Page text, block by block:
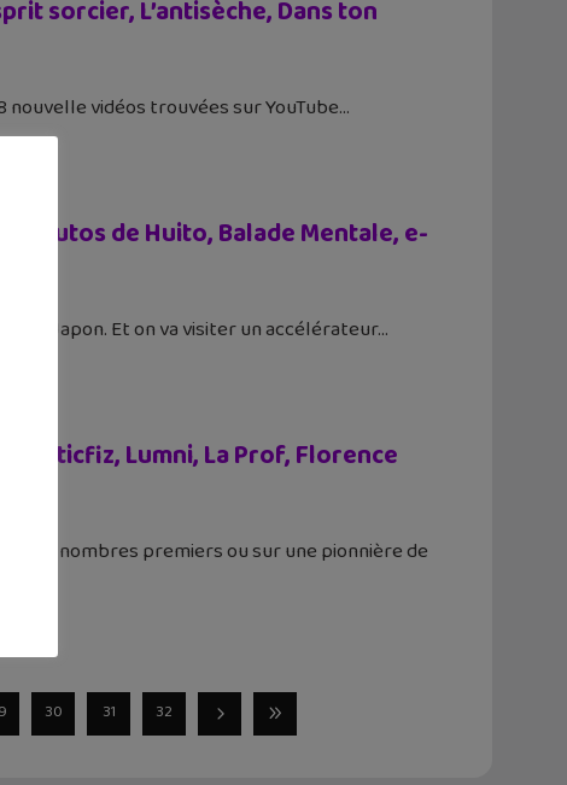
sorcier, L’antisèche, Dans ton
vidéos trouvées sur YouTube
Tutos de Huito, Balade Mentale, e-
du Japon. Et on va visiter un accélérateur
Lumni, La Prof, Florence
les nombres premiers ou sur une pionnière de
30 31 32